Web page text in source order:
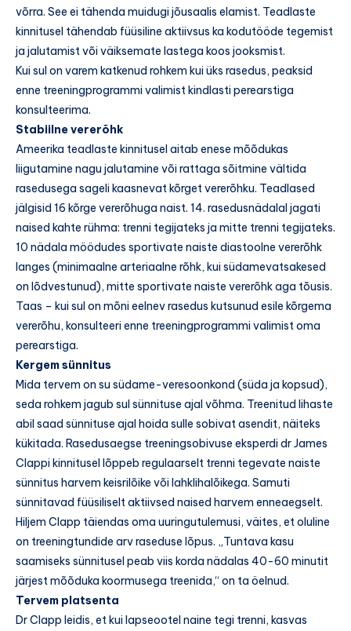
võrra. See ei tähenda muidugi jõusaalis elamist. Teadlaste
kinnitusel tähendab füüsiline aktiivsus ka kodutööde tegemist
ja jalutamist või väiksemate lastega koos jooksmist.
Kui sul on varem katkenud rohkem kui üks rasedus, peaksid
enne treeningprogrammi valimist kindlasti perearstiga
konsulteerima.
Stabiilne vererõhk
Ameerika teadlaste kinnitusel aitab enese mõõdukas
liigutamine nagu jalutamine või rattaga sõitmine vältida
rasedusega sageli kaasnevat kõrget vererõhku. Teadlased
jälgisid 16 kõrge vererõhuga naist. 14. rasedusnädalal jagati
naised kahte rühma: trenni tegijateks ja mitte trenni tegijateks.
10 nädala möödudes sportivate naiste diastoolne vererõhk
langes (minimaalne arteriaalne rõhk, kui südamevatsakesed
on lõdvestunud), mitte sportivate naiste vererõhk aga tõusis.
Taas – kui sul on mõni eelnev rasedus kutsunud esile kõrgema
vererõhu, konsulteeri enne treeningprogrammi valimist oma
perearstiga.
Kergem sünnitus
Mida tervem on su südame-veresoonkond (süda ja kopsud),
seda rohkem jagub sul sünnituse ajal võhma. Treenitud lihaste
abil saad sünnituse ajal hoida sulle sobivat asendit, näiteks
kükitada. Rasedusaegse treeningsobivuse eksperdi dr James
Clappi kinnitusel lõppeb regulaarselt trenni tegevate naiste
sünnitus harvem keisrilõike või lahklihalõikega. Samuti
sünnitavad füüsiliselt aktiivsed naised harvem enneaegselt.
Hiljem Clapp täiendas oma uuringutulemusi, väites, et oluline
on treeningtundide arv raseduse lõpus. „Tuntava kasu
saamiseks sünnitusel peab viis korda nädalas 40-60 minutit
järjest mõõduka koormusega treenida,“ on ta öelnud.
Tervem platsenta
Dr Clapp leidis, et kui lapseootel naine tegi trenni, kasvas